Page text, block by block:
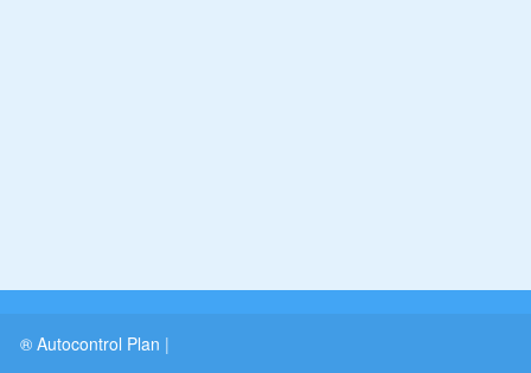
® Autocontrol Plan |